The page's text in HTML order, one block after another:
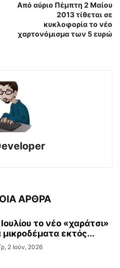
Από αύριο Πέμπτη 2 Μαίου
2013 τίθεται σε
κυκλοφορία το νέο
χαρτονόμισμα των 5 ευρώ
ΑΡΘΡΑ
το νέο «χαράτσι»
μικροδέματα εκτός...
2 Ιούν, 2026